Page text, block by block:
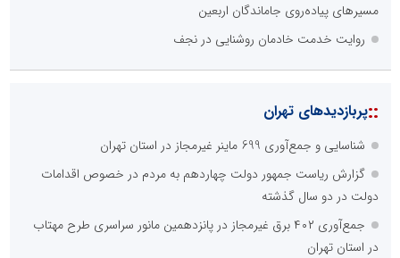
مسیرهای پیاده‌روی جاماندگان اربعین
روایت خدمت خادمان روشنایی در نجف
::پربازدیدهای تهران
شناسایی و جمع‌آوری 699 ماینر غیرمجاز در استان تهران
گزارش ریاست جمهور دولت چهاردهم به مردم در خصوص اقدامات
دولت در دو سال گذشته
جمع‌آوری ۴۰۲ برق غیرمجاز در پانزدهمین مانور سراسری طرح مهتاب
در استان تهران